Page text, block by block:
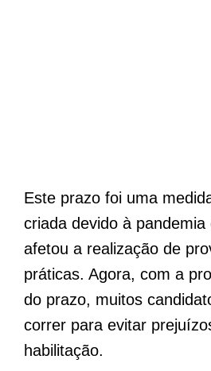
Este prazo foi uma
criada devido à
afetou a realização de
práticas. Agora, com a
do prazo, muitos
correr para evitar
habilitação.